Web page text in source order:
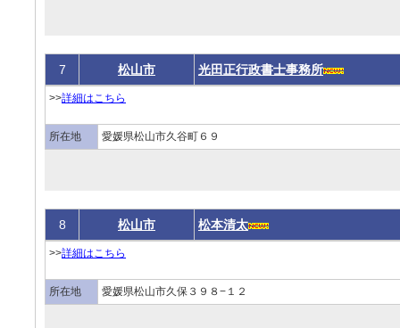
7 松山市 光田正行政書士事務所
>>詳細はこちら
所在地 愛媛県松山市久谷町６９
8 松山市 松本清太
>>詳細はこちら
所在地 愛媛県松山市久保３９８−１２